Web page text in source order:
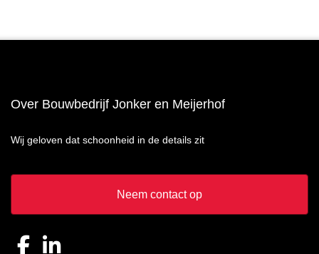
Over Bouwbedrijf Jonker en Meijerhof
Wij geloven dat schoonheid in de details zit
Neem contact op